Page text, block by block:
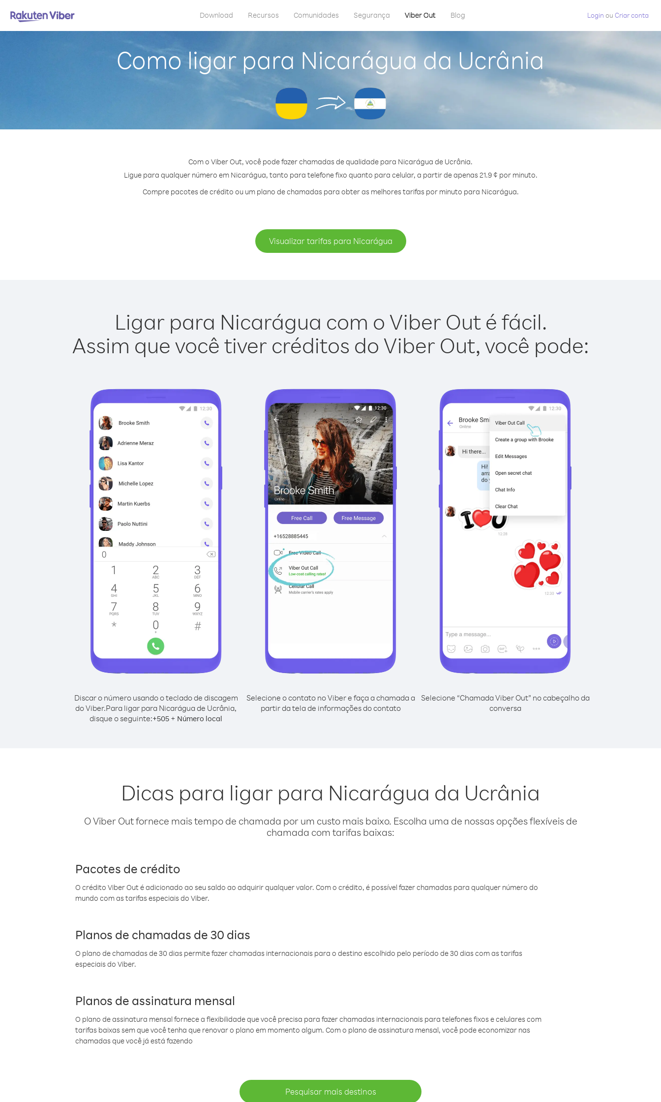
Download Recursos Comunidades Segurança Viber Out Blog Login ou Criar conta
Como ligar para Nicarágua da Ucrânia
Com o Viber Out, você pode fazer chamadas de qualidade para Nicarágua de Ucrânia.
Ligue para qualquer número em Nicarágua, tanto para telefone fixo quanto para celular, a partir de apenas 21.9 ¢ por minuto.
Compre pacotes de crédito ou um plano de chamadas para obter as melhores tarifas por minuto para Nicarágua.
Visualizar tarifas para Nicarágua
Ligar para Nicarágua com o Viber Out é fácil.
Assim que você tiver créditos do Viber Out, você pode:
Discar o número usando o teclado de discagem
do Viber.Para ligar para Nicarágua de Ucrânia,
disque o seguinte:+505 + Número local
Selecione o contato no Viber e faça a chamada a
partir da tela de informações do contato
Selecione “Chamada Viber Out” no cabeçalho da
conversa
Dicas para ligar para Nicarágua da Ucrânia
O Viber Out fornece mais tempo de chamada por um custo mais baixo. Escolha uma de nossas opções flexíveis de
chamada com tarifas baixas:
Pacotes de crédito
O crédito Viber Out é adicionado ao seu saldo ao adquirir qualquer valor. Com o crédito, é possível fazer chamadas para qualquer número do
mundo com as tarifas especiais do Viber.
Planos de chamadas de 30 dias
O plano de chamadas de 30 dias permite fazer chamadas internacionais para o destino escolhido pelo período de 30 dias com as tarifas
especiais do Viber.
Planos de assinatura mensal
O plano de assinatura mensal fornece a flexibilidade que você precisa para fazer chamadas internacionais para telefones fixos e celulares com
tarifas baixas sem que você tenha que renovar o plano em momento algum. Com o plano de assinatura mensal, você pode economizar nas
chamadas que você já está fazendo
Pesquisar mais destinos